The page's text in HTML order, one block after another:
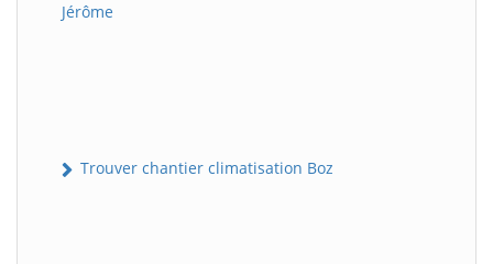
Jérôme
Trouver chantier climatisation Boz